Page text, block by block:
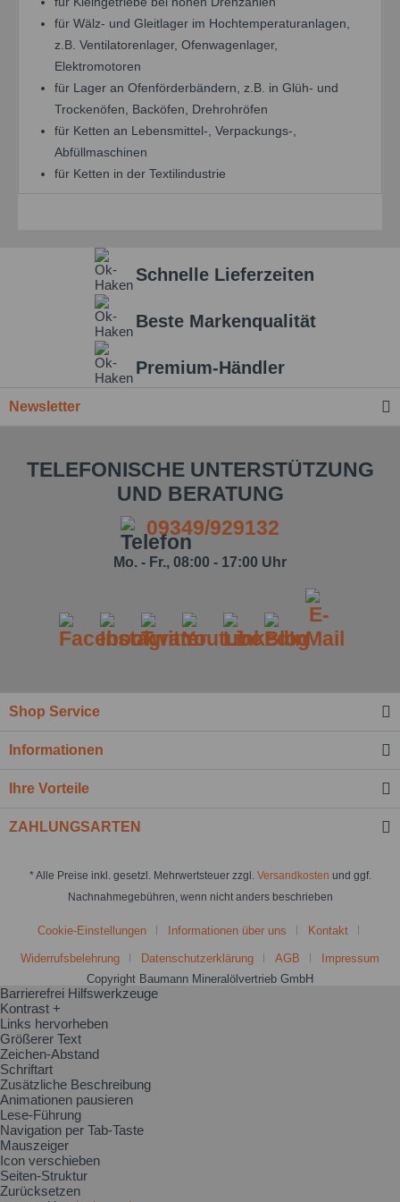
für Wälz- und Gleitlager im Hochtemperaturanlagen,
z.B. Ventilatorenlager, Ofenwagenlager,
Elektromotoren
für Lager an Ofenförderbändern, z.B. in Glüh- und
Trockenöfen, Backöfen, Drehrohröfen
für Ketten an Lebensmittel-, Verpackungs-,
Abfüllmaschinen
für Ketten in der Textilindustrie
Schnelle Lieferzeiten
Beste Markenqualität
Premium-Händler
Newsletter
TELEFONISCHE UNTERSTÜTZUNG
UND BERATUNG
09349/929132
Mo. - Fr., 08:00 - 17:00 Uhr
Shop Service
Informationen
Ihre Vorteile
ZAHLUNGSARTEN
* Alle Preise inkl. gesetzl. Mehrwertsteuer zzgl. Versandkosten und ggf.
Nachnahmegebühren, wenn nicht anders beschrieben
Cookie-Einstellungen Informationen über uns Kontakt
Widerrufsbelehrung Datenschutzerklärung AGB
Impressum
Copyright Baumann Mineralölvertrieb GmbH
Barrierefrei Hilfswerkzeuge
Kontrast +
Links hervorheben
Größerer Text
Zeichen-Abstand
Schriftart
Zusätzliche Beschreibung
Animationen pausieren
Lese-Führung
Navigation per Tab-Taste
Mauszeiger
Icon verschieben
Seiten-Struktur
Zurücksetzen